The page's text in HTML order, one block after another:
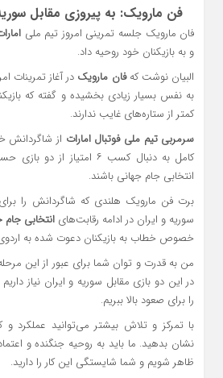
فن‌ مارویک: به پیروزی مقابل سوریه
فان مارویک جلسه تمرینی امروز تیم ملی
و به بازیکنان خود روحیه داد.
البیان نوشت کهفان‌ مارویک در آغاز تمرینات
به نفس بسیار زیادی بخشیده و گفته که
کمتر از ستاره‌های غایب ندارند.
سرمربی تیم ملی فوتبال امارات از شاگردانش
کامل به دنبال کسب ۶
انتخابی جام جهانی باشند.
برت فن مارویک هلندی که شاگردانش را
سوریه و ایران در ادامه رقابت‌های انتخابی جام
خصوص خطاب به بازیکنان دعوت شده به
من به قدرت و توان شما برای عبور از این
در این دو بازی مقابل سوریه و ایران نیاز
را برای صعود بالا ببریم.
با تمرکز و تلاش بیشتر می‌توانید عملکرد و
نشان بدهید. ما باید به روحیه جنگنده و
ظاهر شویم و شما شایستگی این کار را دارید.